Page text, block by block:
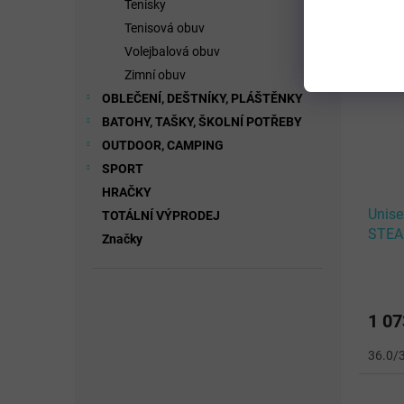
Tenisky
Tenisová obuv
Volejbalová obuv
Zimní obuv
OBLEČENÍ, DEŠTNÍKY, PLÁŠTĚNKY
BATOHY, TAŠKY, ŠKOLNÍ POTŘEBY
OUTDOOR, CAMPING
SPORT
HRAČKY
TOTÁLNÍ VÝPRODEJ
Značky
1
36.0/